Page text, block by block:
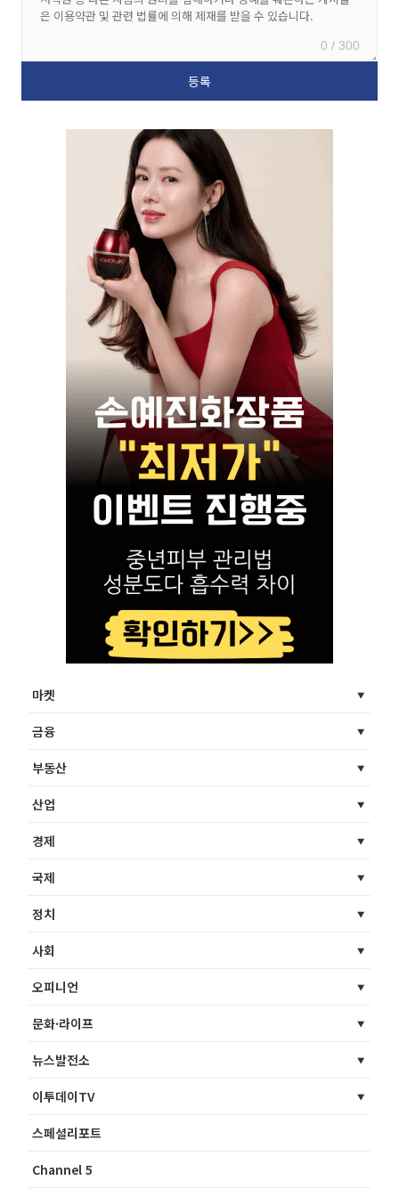
0 / 300
마켓
금융
부동산
산업
경제
국제
정치
사회
오피니언
문화·라이프
뉴스발전소
이투데이TV
스페셜리포트
Channel 5